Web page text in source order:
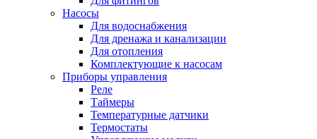
Насосы
Для водоснабжения
Для дренажа и канализации
Для отопления
Комплектующие к насосам
Приборы управления
Реле
Таймеры
Температурные датчики
Термостаты